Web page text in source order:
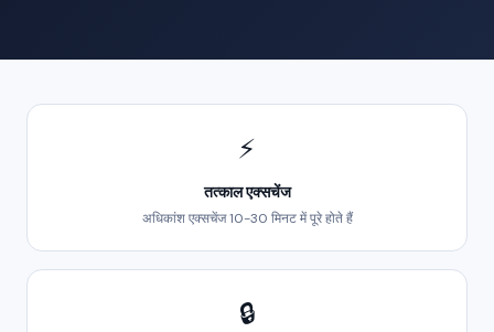
⚡
तत्काल एक्सचेंज
अधिकांश एक्सचेंज 10-30 मिनट में पूरे होते हैं
🔒